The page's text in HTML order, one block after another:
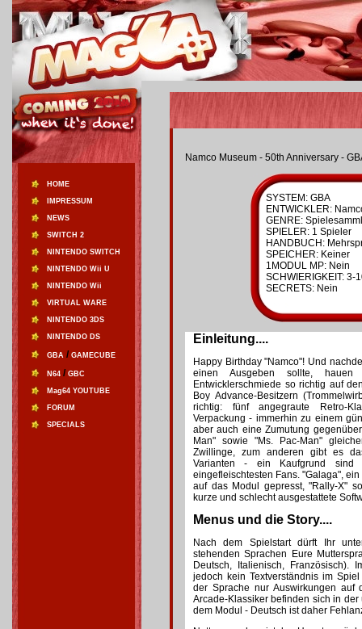
HOME
IMPRESSUM
NEWS
SWITCH 2
NINTENDO SWITCH
NINTENDO Wii U
NINTENDO Wii
VIRTUAL WARE
NINTENDO 3DS
NINTENDO DS
GBA / GAMECUBE
N64 / GBC
Mag64 YOUTUBE
FORUM
SPECIALS
Namco Museum - 50th Anniversary -
SYSTEM: GBA
ENTWICKLER:
GENRE:
SPIELER: 1 Spieler
HANDBUCH:
SPEICHER: Keiner
1MODUL MP: Nein
SCHWIERIGKEIT: 3-
SECRETS: Nein
Einleitung....
Happy Birthday "Namco"! Und
einen Ausgeben sollte,
Entwicklerschmiede so richtig auf
Boy Advance-Besitzern
richtig: fünf angegraute Retro-
Verpackung - immerhin zu einem
aber auch eine Zumutung
Man" sowie "Ms. Pac-Man"
Zwillinge, zum anderen gibt es
Varianten - ein Kaufgrund
eingefleischtesten Fans. "Galaga",
auf das Modul gepresst, "Rally-X"
kurze und schlecht ausgestattete
Menus und die Story....
Nach dem Spielstart dürft Ihr
stehenden Sprachen Eure
Deutsch, Italienisch, Französisch).
jedoch kein Textverständnis im
der Sprache nur Auswirkungen auf
Arcade-Klassiker befinden sich in
dem Modul - Deutsch ist daher